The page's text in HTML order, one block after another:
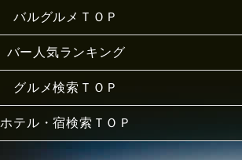
バルグルメＴＯＰ
バー人気ランキング
グルメ検索ＴＯＰ
ホテル・宿検索ＴＯＰ